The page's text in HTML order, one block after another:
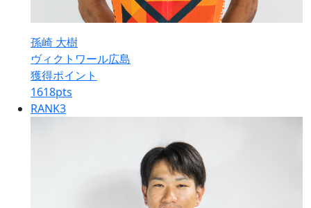
孫崎 大樹
ヴィクトワール広島
獲得ポイント
1618pts
RANK3